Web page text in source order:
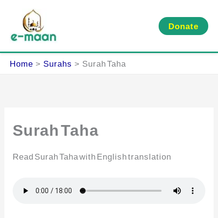
content
Donate
Home Surahs Surah Taha
Surah Taha
Read Surah Taha with English translation